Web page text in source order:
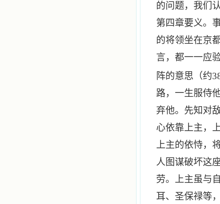
的问题，我们
第四章要义。
的将领坐在京
言，都一一应
阵的意思（约
路，一生服侍
弃他。先知对
心依靠上主，
上主的依恃，
人图谋破坏这
劳。上主虽与
耳、圣保禄等